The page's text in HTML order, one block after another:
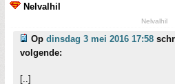
Nelvalhil
Nelvalhil
Op dinsdag 3 mei 2016 17:58
volgende:
[..]